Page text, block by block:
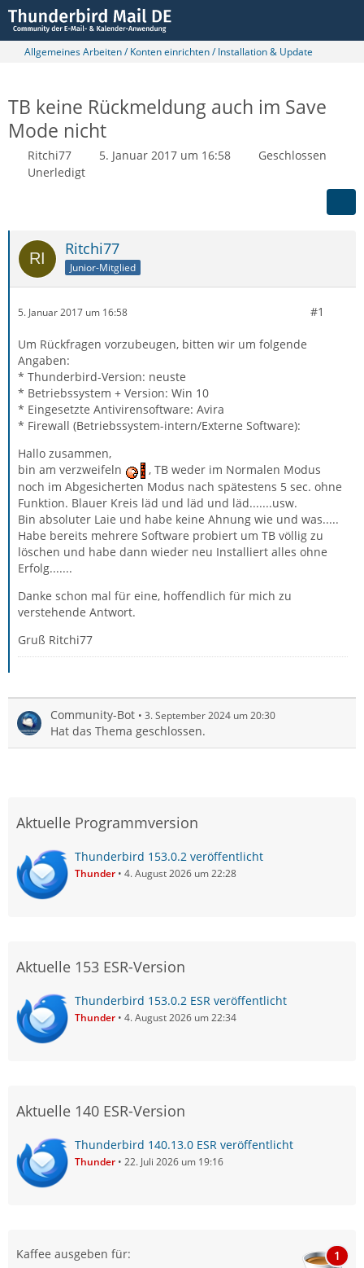
Allgemeines Arbeiten / Konten einrichten / Installation & Update
TB keine Rückmeldung auch im Save
Mode nicht
Ritchi77 5. Januar 2017 um 16:58
Geschlossen
Unerledigt
Ritchi77
Junior-Mitglied
5. Januar 2017 um 16:58 #1
Um Rückfragen vorzubeugen, bitten wir um folgende
Angaben:
* Thunderbird-Version: neuste
* Betriebssystem + Version: Win 10
* Eingesetzte Antivirensoftware: Avira
* Firewall (Betriebssystem-intern/Externe Software):
Hallo zusammen,
bin am verzweifeln
, TB weder im Normalen Modus
noch im Abgesicherten Modus nach spätestens 5 sec. ohne
Funktion. Blauer Kreis läd und läd und läd.......usw.
Bin absoluter Laie und habe keine Ahnung wie und was.....
Habe bereits mehrere Software probiert um TB völlig zu
löschen und habe dann wieder neu Installiert alles ohne
Erfolg.......
Danke schon mal für eine, hoffendlich für mich zu
verstehende Antwort.
Gruß Ritchi77
Community-Bot 3. September 2024 um 20:30
Hat das Thema geschlossen.
Aktuelle Programmversion
Thunderbird 153.0.2 veröffentlicht
Thunder 4. August 2026 um 22:28
Aktuelle 153 ESR-Version
Thunderbird 153.0.2 ESR veröffentlicht
Thunder 4. August 2026 um 22:34
Aktuelle 140 ESR-Version
Thunderbird 140.13.0 ESR veröffentlicht
Thunder 22. Juli 2026 um 19:16
Kaffee ausgeben für: 1